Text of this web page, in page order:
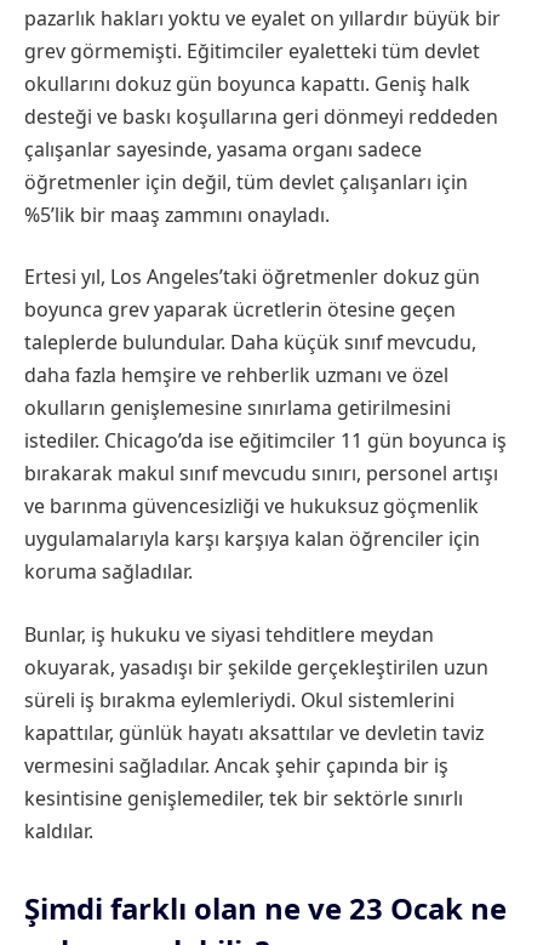
pazarlık hakları yoktu ve eyalet on yıllardır büyük bir
grev görmemişti. Eğitimciler eyaletteki tüm devlet
okullarını dokuz gün boyunca kapattı. Geniş halk
desteği ve baskı koşullarına geri dönmeyi reddeden
çalışanlar sayesinde, yasama organı sadece
öğretmenler için değil, tüm devlet çalışanları için
%5’lik bir maaş zammını onayladı.
Ertesi yıl, Los Angeles’taki öğretmenler dokuz gün
boyunca grev yaparak ücretlerin ötesine geçen
taleplerde bulundular. Daha küçük sınıf mevcudu,
daha fazla hemşire ve rehberlik uzmanı ve özel
okulların genişlemesine sınırlama getirilmesini
istediler. Chicago’da ise eğitimciler 11 gün boyunca iş
bırakarak makul sınıf mevcudu sınırı, personel artışı
ve barınma güvencesizliği ve hukuksuz göçmenlik
uygulamalarıyla karşı karşıya kalan öğrenciler için
koruma sağladılar.
Bunlar, iş hukuku ve siyasi tehditlere meydan
okuyarak, yasadışı bir şekilde gerçekleştirilen uzun
süreli iş bırakma eylemleriydi. Okul sistemlerini
kapattılar, günlük hayatı aksattılar ve devletin taviz
vermesini sağladılar. Ancak şehir çapında bir iş
kesintisine genişlemediler, tek bir sektörle sınırlı
kaldılar.
Şimdi farklı olan ne ve 23 Ocak ne